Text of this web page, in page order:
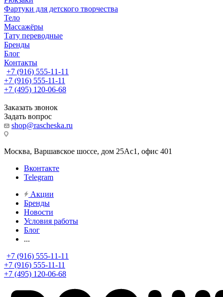
Фартуки для детского творчества
Тело
Массажёры
Тату переводные
Бренды
Блог
Контакты
+7 (916) 555-11-11
+7 (916) 555-11-11
+7 (495) 120-06-68
Заказать звонок
Задать вопрос
shop@rascheska.ru
Москва, Варшавское шоссе, дом 25Аc1, офис 401
Вконтакте
Telegram
Акции
Бренды
Новости
Условия работы
Блог
...
+7 (916) 555-11-11
+7 (916) 555-11-11
+7 (495) 120-06-68